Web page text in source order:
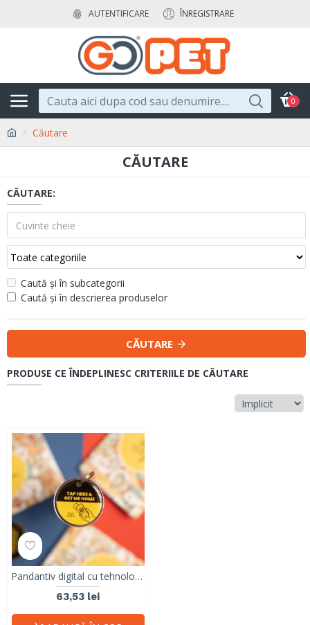
AUTENTIFICARE ÎNREGISTRARE
0
Căutare
CĂUTARE
CĂUTARE:
Caută și în subcategorii
Caută și în descrierea produselor
CĂUTARE
PRODUSE CE ÎNDEPLINESC CRITERIILE DE CĂUTARE
Pandantiv digital cu tehnologie NFC pentru recuperarea animalelor de companie
63,53 lei